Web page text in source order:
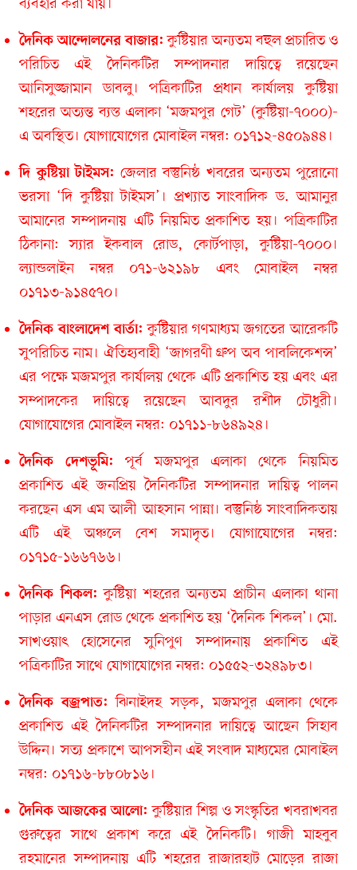
ব্যবহার করা যায়।
দৈনিক আন্দোলনের বাজার: কুষ্টিয়ার অন্যতম বহুল প্রচারিত ও
পরিচিত এই দৈনিকটির সম্পাদনার দায়িত্বে রয়েছেন
আনিসুজ্জামান ডাবলু। পত্রিকাটির প্রধান কার্যালয় কুষ্টিয়া
শহরের অত্যন্ত ব্যস্ত এলাকা ‘মজমপুর গেট’ (কুষ্টিয়া-৭০০০)-
এ অবস্থিত। যোগাযোগের মোবাইল নম্বর: ০১৭১২-৪৫০৯৪৪।
দি কুষ্টিয়া টাইমস: জেলার বস্তুনিষ্ঠ খবরের অন্যতম পুরোনো
ভরসা ‘দি কুষ্টিয়া টাইমস’। প্রখ্যাত সাংবাদিক ড. আমানুর
আমানের সম্পাদনায় এটি নিয়মিত প্রকাশিত হয়। পত্রিকাটির
ঠিকানা: স্যার ইকবাল রোড, কোর্টপাড়া, কুষ্টিয়া-৭০০০।
ল্যান্ডলাইন নম্বর ০৭১-৬২১৯৮ এবং মোবাইল নম্বর
০১৭১৩-৯১৪৫৭০।
দৈনিক বাংলাদেশ বার্তা: কুষ্টিয়ার গণমাধ্যম জগতের আরেকটি
সুপরিচিত নাম। ঐতিহ্যবাহী ‘জাগরণী গ্রুপ অব পাবলিকেশন্স’
এর পক্ষে মজমপুর কার্যালয় থেকে এটি প্রকাশিত হয় এবং এর
সম্পাদকের দায়িত্বে রয়েছেন আবদুর রশীদ চৌধুরী।
যোগাযোগের মোবাইল নম্বর: ০১৭১১-৮৬৪৯২৪।
দৈনিক দেশভূমি:
পূর্ব মজমপুর এলাকা থেকে নিয়মিত
প্রকাশিত এই জনপ্রিয় দৈনিকটির সম্পাদনার দায়িত্ব পালন
করছেন এস এম আলী আহসান পান্না। বস্তুনিষ্ঠ সাংবাদিকতায়
এটি এই অঞ্চলে বেশ সমাদৃত। যোগাযোগের নম্বর:
০১৭১৫-১৬৬৭৬৬।
দৈনিক শিকল: কুষ্টিয়া শহরের অন্যতম প্রাচীন এলাকা থানা
পাড়ার এনএস রোড থেকে প্রকাশিত হয় ‘দৈনিক শিকল’। মো.
সাখওয়াৎ হোসেনের সুনিপুণ সম্পাদনায় প্রকাশিত এই
পত্রিকাটির সাথে যোগাযোগের নম্বর: ০১৫৫২-৩২৪৯৮৩।
দৈনিক বজ্রপাত: ঝিনাইদহ সড়ক, মজমপুর এলাকা থেকে
প্রকাশিত এই দৈনিকটির সম্পাদনার দায়িত্বে আছেন সিহাব
উদ্দিন। সত্য প্রকাশে আপসহীন এই সংবাদ মাধ্যমের মোবাইল
নম্বর: ০১৭১৬-৮৮০৮১৬।
দৈনিক আজকের আলো: কুষ্টিয়ার শিল্প ও সংস্কৃতির খবরাখবর
গুরুত্বের সাথে প্রকাশ করে এই দৈনিকটি। গাজী মাহবুব
রহমানের সম্পাদনায় এটি শহরের রাজারহাট মোড়ের রাজা